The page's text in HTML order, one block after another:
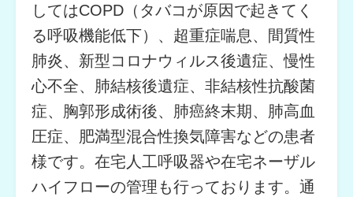
してはCOPD（タバコが原因で起きてく
る呼吸機能低下）、超重症喘息、間質性
肺炎、新型コロナウィルス後遺症、慢性
心不全、肺結核後遺症、非結核性抗酸菌
症、胸郭形成術後、肺癌終末期、肺高血
圧症、肥満型混合性換気障害などの患者
様です。在宅人工呼吸器や在宅ネーザル
ハイフローの管理も行っております。通